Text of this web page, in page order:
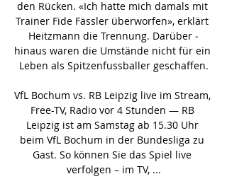
den Rücken. «Ich hatte mich ­damals mit
Trainer Fide Fässler überworfen», erklärt
Heitzmann die Trennung. Darüber ­
hinaus waren die Umstände nicht für ein
Leben als Spitzenfussballer geschaffen.
VfL Bochum vs. RB Leipzig live im Stream,
Free-TV, Radio vor 4 Stunden — RB
Leipzig ist am Samstag ab 15.30 Uhr
beim VfL Bochum in der Bundesliga zu
Gast. So können Sie das Spiel live
verfolgen – im TV, ...